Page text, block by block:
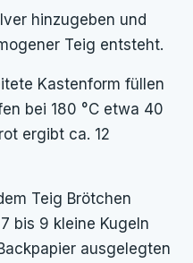
hinzugeben und
Teig entsteht.
Kastenform füllen
bei 180 °C etwa 40
ergibt ca. 12
Teig Brötchen
bis 9 kleine Kugeln
ausgelegten